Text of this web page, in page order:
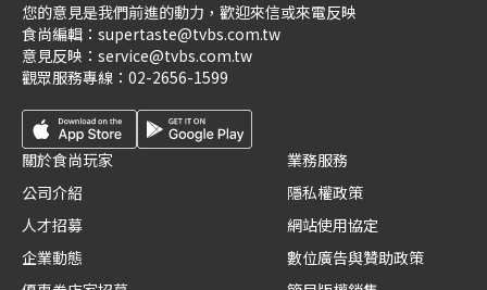
您的意見是我們前進的動力，歡迎來信或來電反映
食尚編輯： supertaste@tvbs.com.tw
意見反映： service@tvbs.com.tw
觀眾服務專線： 02-2656-1599
關於食尚玩家
公司介紹
人才招募
企業動態
業務服務
隱私權政策
網站使用協定
數位廣告與贊助政策